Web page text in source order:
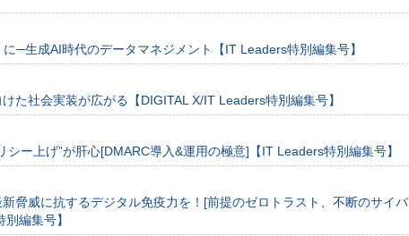
─生成AI時代のデータマネジメント【IT Leaders特別編集号】
た社会実装が広がる【DIGITAL X/IT Leaders特別編集号】
シー上げ”が肝心[DMARC導入&運用の極意]【IT Leaders特別編集号】
脅威に抗するデジタル免疫力を！[前提のゼロトラスト、不断のサイバ
編集号】